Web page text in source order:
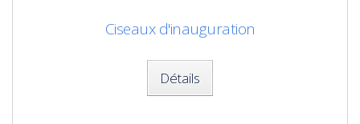
Ciseaux d'inauguration
Détails